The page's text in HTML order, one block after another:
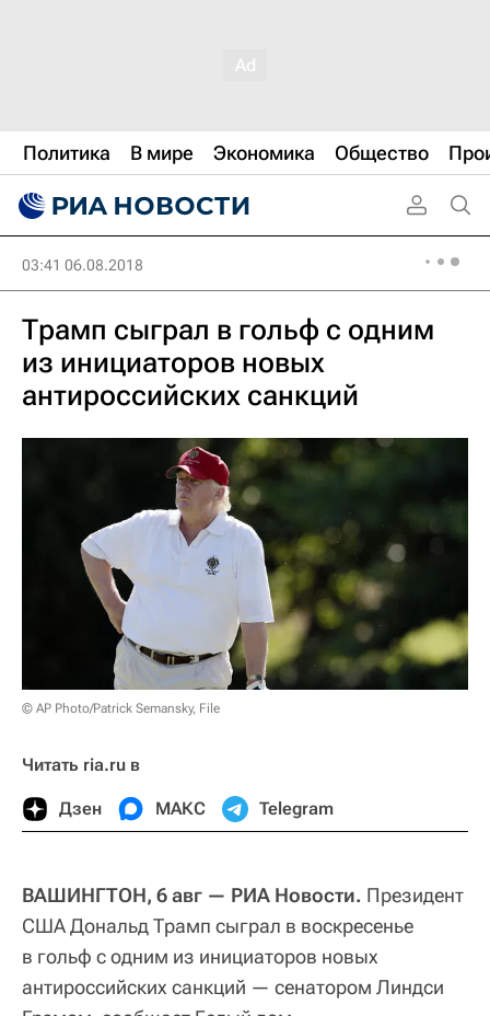
Политика В мире Экономика Общество
03:41 06.08.2018
Трамп сыграл в гольф с одним
из инициаторов новых
антироссийских санкций
© AP Photo/Patrick Semansky, File
Читать ria.ru в
Дзен МАКС Telegram
ВАШИНГТОН, 6 авг — РИА Новости. Президент
США Дональд Трамп сыграл в воскресенье
в гольф с одним из инициаторов новых
антироссийских санкций — сенатором Линдси